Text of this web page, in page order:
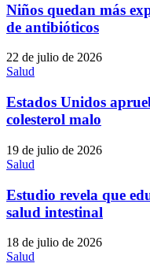
Niños quedan más
de antibióticos
22 de julio de 2026
Salud
Estados Unidos
colesterol malo
19 de julio de 2026
Salud
Estudio revela que
salud intestinal
18 de julio de 2026
Salud